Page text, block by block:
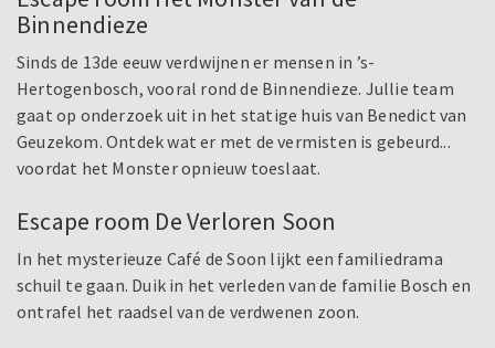
Binnendieze
Sinds de 13de eeuw verdwijnen er mensen in ’s-
Hertogenbosch, vooral rond de Binnendieze. Jullie team
gaat op onderzoek uit in het statige huis van Benedict van
Geuzekom. Ontdek wat er met de vermisten is gebeurd...
voordat het Monster opnieuw toeslaat.
Escape room De Verloren Soon
In het mysterieuze Café de Soon lijkt een familiedrama
schuil te gaan. Duik in het verleden van de familie Bosch en
ontrafel het raadsel van de verdwenen zoon.